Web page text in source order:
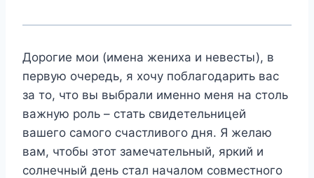
Дорогие мои (имена жениха и невесты), в
первую очередь, я хочу поблагодарить вас
за то, что вы выбрали именно меня на столь
важную роль – стать свидетельницей
вашего самого счастливого дня. Я желаю
вам, чтобы этот замечательный, яркий и
солнечный день стал началом совместного